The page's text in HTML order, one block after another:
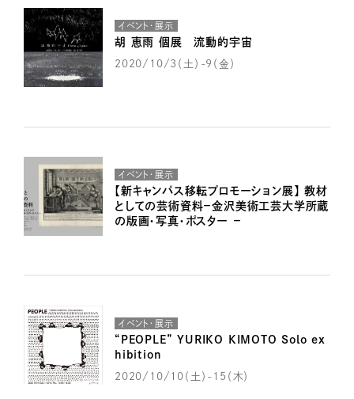
イベント・展示
胡 恵雨 個展 流動的宇宙
2020/10/3（土）-9（金）
イベント・展示
【新キャンパス移転プロモーション展】 教材
としての芸術資料－金沢美術工芸大学所蔵
の版画・写真・ポスター －
イベント・展示
“PEOPLE” YURIKO KIMOTO Solo ex
hibition
2020/10/10（土）-15（木）